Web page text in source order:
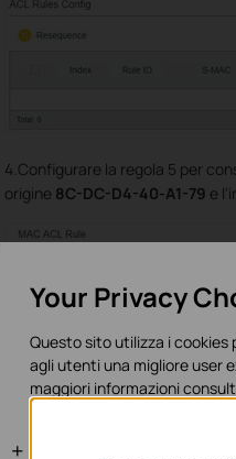
4.Configurare la regola 5 per
origine 8C-DC-D4-40-A1-79 e
Your Privacy
Questo sito utilizza i cookies
agli utenti una migliore user
maggiori informazioni